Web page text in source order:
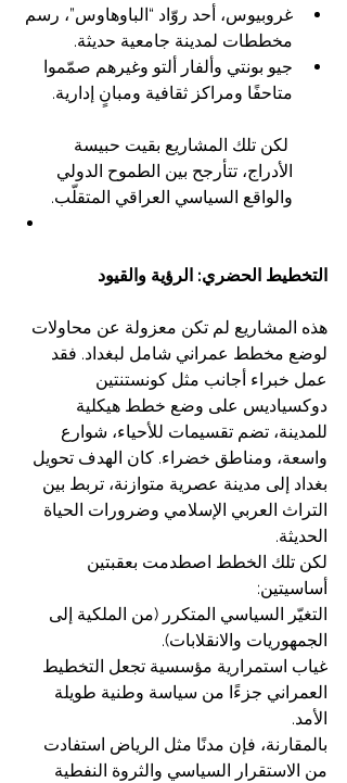
غروبيوس، أحد روّاد “الباوهاوس”، رسم
مخططات لمدينة جامعية حديثة.
جيو بونتي وألفار ألتو وغيرهم صمّموا
متاحفًا ومراكز ثقافية ومبانٍ إدارية.
لكن تلك المشاريع بقيت حبيسة
الأدراج، تتأرجح بين الطموح الدولي
والواقع السياسي العراقي المتقلّب.
التخطيط الحضري: الرؤية والقيود
هذه المشاريع لم تكن معزولة عن محاولات
لوضع مخطط عمراني شامل لبغداد. فقد
عمل خبراء أجانب مثل كونستنتين
دوكسياديس على وضع خطط هيكلية
للمدينة، تضم تقسيمات للأحياء، شوارع
واسعة، ومناطق خضراء. كان الهدف تحويل
بغداد إلى مدينة عصرية متوازنة، تربط بين
التراث العربي الإسلامي وضرورات الحياة
الحديثة.
لكن تلك الخطط اصطدمت بعقبتين
أساسيتين:
التغيّر السياسي المتكرر (من الملكية إلى
الجمهوريات والانقلابات).
غياب استمرارية مؤسسية تجعل التخطيط
العمراني جزءًا من سياسة وطنية طويلة
الأمد.
بالمقارنة، فإن مدنًا مثل الرياض استفادت
من الاستقرار السياسي والثروة النفطية